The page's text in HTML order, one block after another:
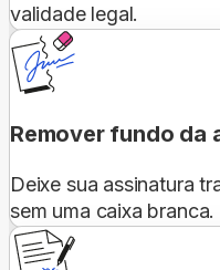
validade legal.
Remover fundo da
Deixe sua assinatura
sem uma caixa branca.